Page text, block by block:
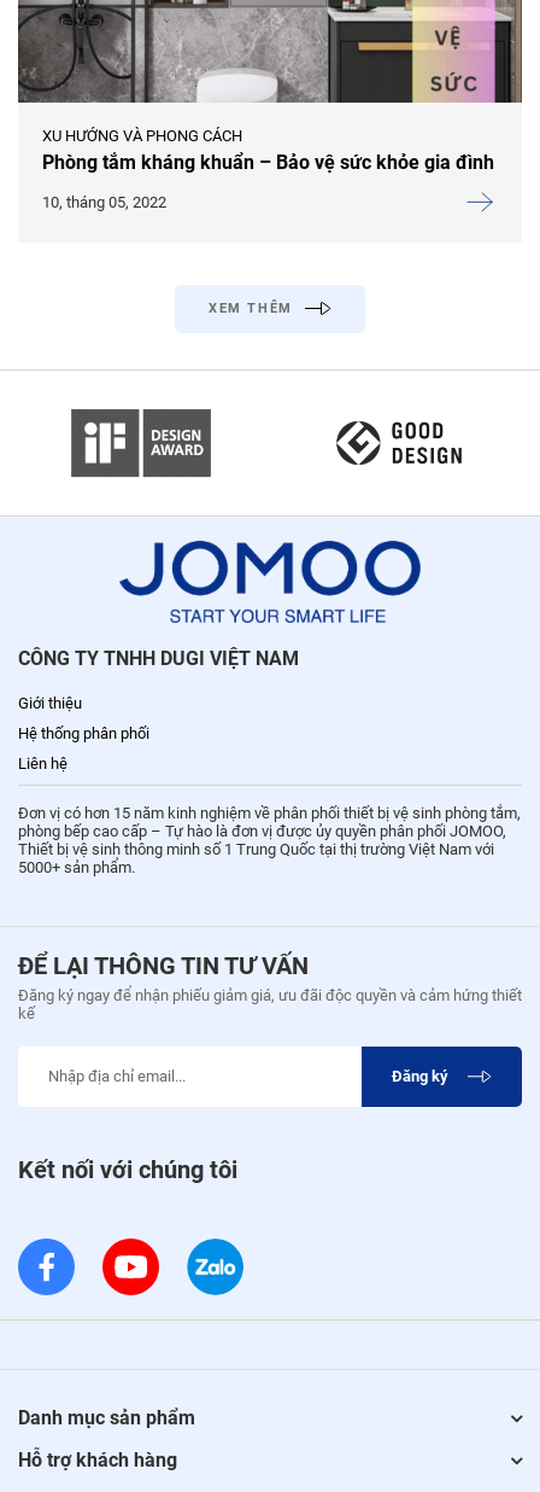
XU HƯỚNG VÀ PHONG CÁCH
Phòng tắm kháng khuẩn – Bảo vệ sức khỏe gia đình
10, tháng 05, 2022
XEM THÊM
CÔNG TY TNHH DUGI VIỆT NAM
Giới thiệu
Hệ thống phân phối
Liên hệ
Đơn vị có hơn 15 năm kinh nghiệm về phân phối thiết bị vệ sinh phòng tắm,
phòng bếp cao cấp – Tự hào là đơn vị được ủy quyền phân phối JOMOO,
Thiết bị vệ sinh thông minh số 1 Trung Quốc tại thị trường Việt Nam với
5000+ sản phẩm.
ĐỂ LẠI THÔNG TIN TƯ VẤN
Đăng ký ngay để nhận phiếu giảm giá, ưu đãi độc quyền và cảm hứng thiết
kế
Đăng ký
Kết nối với chúng tôi
Danh mục sản phẩm
Hỗ trợ khách hàng